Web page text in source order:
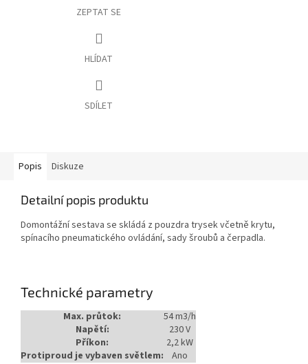
ZEPTAT SE
HLÍDAT
SDÍLET
Popis Diskuze
Detailní popis produktu
Domontážní sestava se skládá z pouzdra trysek včetně krytu,
spínacího pneumatického ovládání, sady šroubů a čerpadla.
Technické parametry
Max. průtok:
54 m3/h
Napětí:
230 V
Příkon:
2,2 kW
Protiproud je vybaven světlem:
Ano